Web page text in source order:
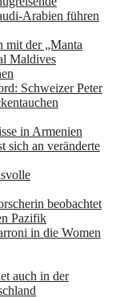
Arabien führen
mit der „Manta
Maldives
Schweizer Peter
in Armenien
sich an veränderte
beobachtet
Pazifik
in die Women
auch in der